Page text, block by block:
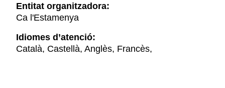
Entitat organitzadora:
Ca l'Estamenya
Idiomes d’atenció:
Català, Castellà, Anglès, Francès,